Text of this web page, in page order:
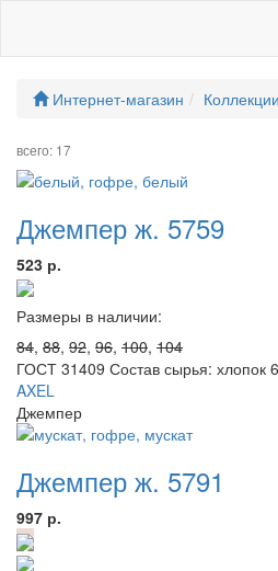
Интернет-магазин Коллекции
всего: 17
Джемпер ж. 5759
523 р.
Размеры в наличии:
84, 88, 92, 96, 100, 104
ГОСТ 31409 Состав сырья: хлопок
AXEL
Джемпер
Джемпер ж. 5791
997 р.